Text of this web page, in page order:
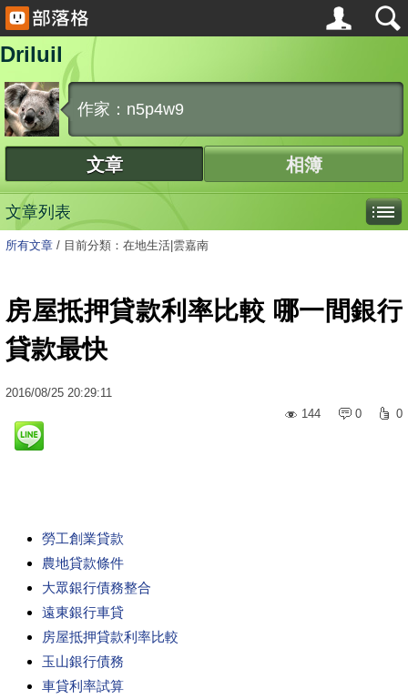
Driluil
作家：n5p4w9
文章 相簿
文章列表
所有文章 / 目前分類：在地生活|雲嘉南
房屋抵押貸款利率比較 哪一間銀行
貸款最快
2016/08/25 20:29:11
144
0 0
勞工創業貸款
農地貸款條件
大眾銀行債務整合
遠東銀行車貸
房屋抵押貸款利率比較
玉山銀行債務
車貸利率試算